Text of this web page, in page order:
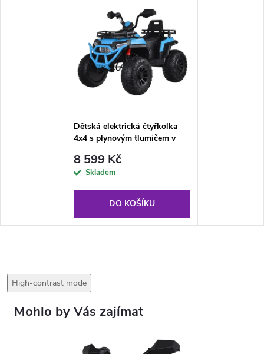
Dětská elektrická čtyřkolka
4x4 s plynovým tlumičem v
8 599 Kč
Skladem
DO KOŠÍKU
High-contrast mode